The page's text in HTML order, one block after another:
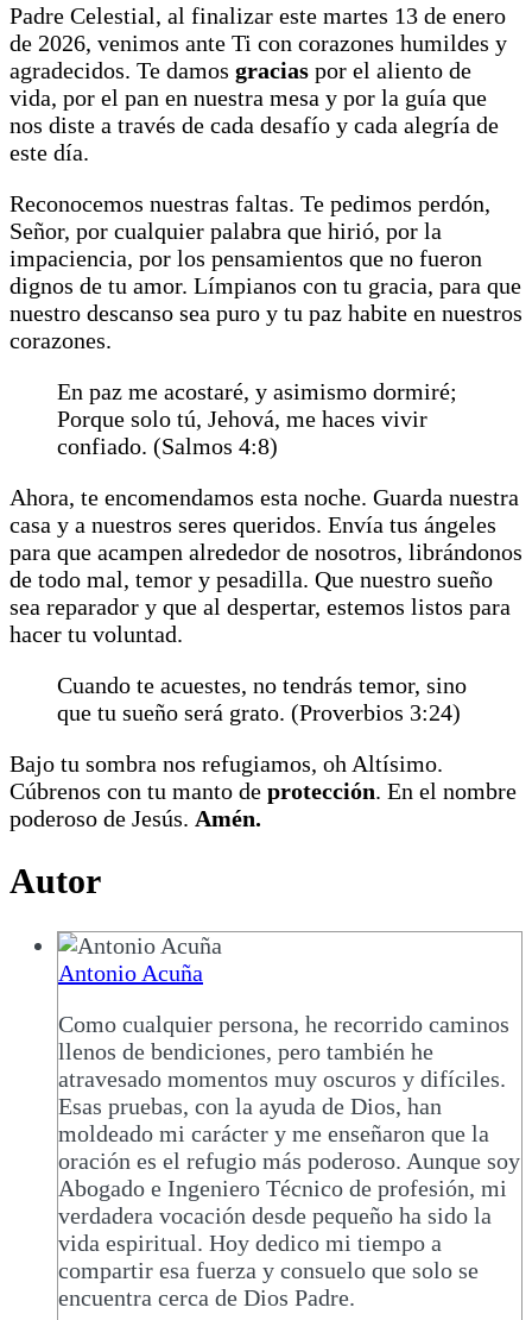
Padre Celestial, al finalizar este martes 13 de enero
de 2026, venimos ante Ti con corazones humildes y
agradecidos. Te damos gracias por el aliento de
vida, por el pan en nuestra mesa y por la guía que
nos diste a través de cada desafío y cada alegría de
este día.
Reconocemos nuestras faltas. Te pedimos perdón,
Señor, por cualquier palabra que hirió, por la
impaciencia, por los pensamientos que no fueron
dignos de tu amor. Límpianos con tu gracia, para que
nuestro descanso sea puro y tu paz habite en nuestros
corazones.
En paz me acostaré, y asimismo dormiré;
Porque solo tú, Jehová, me haces vivir
confiado. (Salmos 4:8)
Ahora, te encomendamos esta noche. Guarda nuestra
casa y a nuestros seres queridos. Envía tus ángeles
para que acampen alrededor de nosotros, librándonos
de todo mal, temor y pesadilla. Que nuestro sueño
sea reparador y que al despertar, estemos listos para
hacer tu voluntad.
Cuando te acuestes, no tendrás temor, sino
que tu sueño será grato. (Proverbios 3:24)
Bajo tu sombra nos refugiamos, oh Altísimo.
Cúbrenos con tu manto de protección. En el nombre
poderoso de Jesús. Amén.
Autor
Antonio Acuña
Como cualquier persona, he recorrido caminos
llenos de bendiciones, pero también he
atravesado momentos muy oscuros y difíciles.
Esas pruebas, con la ayuda de Dios, han
moldeado mi carácter y me enseñaron que la
oración es el refugio más poderoso. Aunque soy
Abogado e Ingeniero Técnico de profesión, mi
verdadera vocación desde pequeño ha sido la
vida espiritual. Hoy dedico mi tiempo a
compartir esa fuerza y consuelo que solo se
encuentra cerca de Dios Padre.